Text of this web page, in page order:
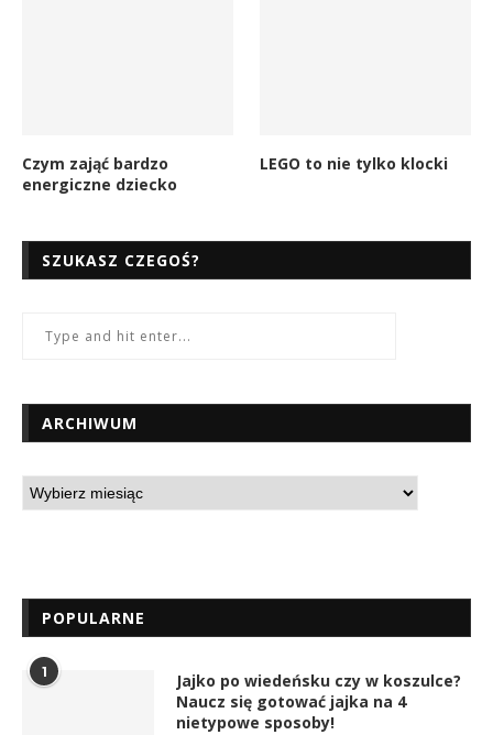
Czym zająć bardzo
energiczne dziecko
LEGO to nie tylko klocki
SZUKASZ CZEGOŚ?
ARCHIWUM
POPULARNE
1
Jajko po wiedeńsku czy w koszulce?
Naucz się gotować jajka na 4
nietypowe sposoby!